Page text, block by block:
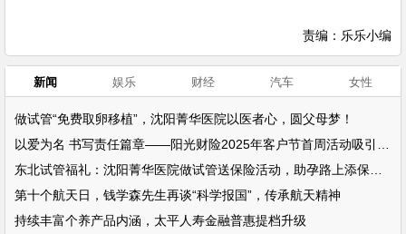
责编：乐乐小编
新闻 娱乐 财经 汽车 女性
做试管“免费取卵移植”，沈阳菁华医院以医者心，圆父母梦！
第十个航天日，钱学森先生再谈“科学报国”，传承航天精神
持续丰富个养产品内涵，太平人寿金融普惠提档升级